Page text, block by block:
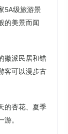
5A级旅游景
的美景而闻
徽派民居和错
客可以漫步古
的杏花、夏季
。